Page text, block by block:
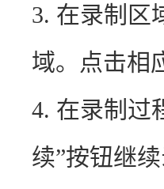
3. 在录制区
域。点击相
4. 在录制过
续”按钮继